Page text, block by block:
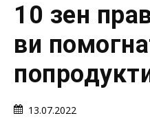
10 зен
ви
13.07.2022